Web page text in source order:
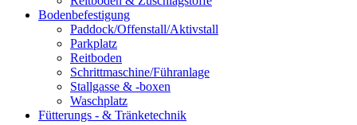
Bodenbefestigung
Paddock/Offenstall/Aktivstall
Parkplatz
Reitboden
Schrittmaschine/Führanlage
Stallgasse & -boxen
Waschplatz
Fütterungs - & Tränketechnik